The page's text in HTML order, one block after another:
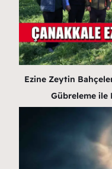
Ezine Zeytin
Gübreleme ile